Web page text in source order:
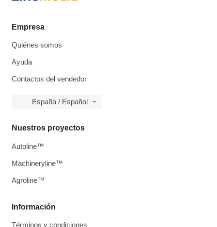
Empresa
Quiénes somos
Ayuda
Contactos del vendedor
España / Español
Información
Términos y condiciones
Nuestros proyectos
Autoline™
Machineryline™
Agroline™